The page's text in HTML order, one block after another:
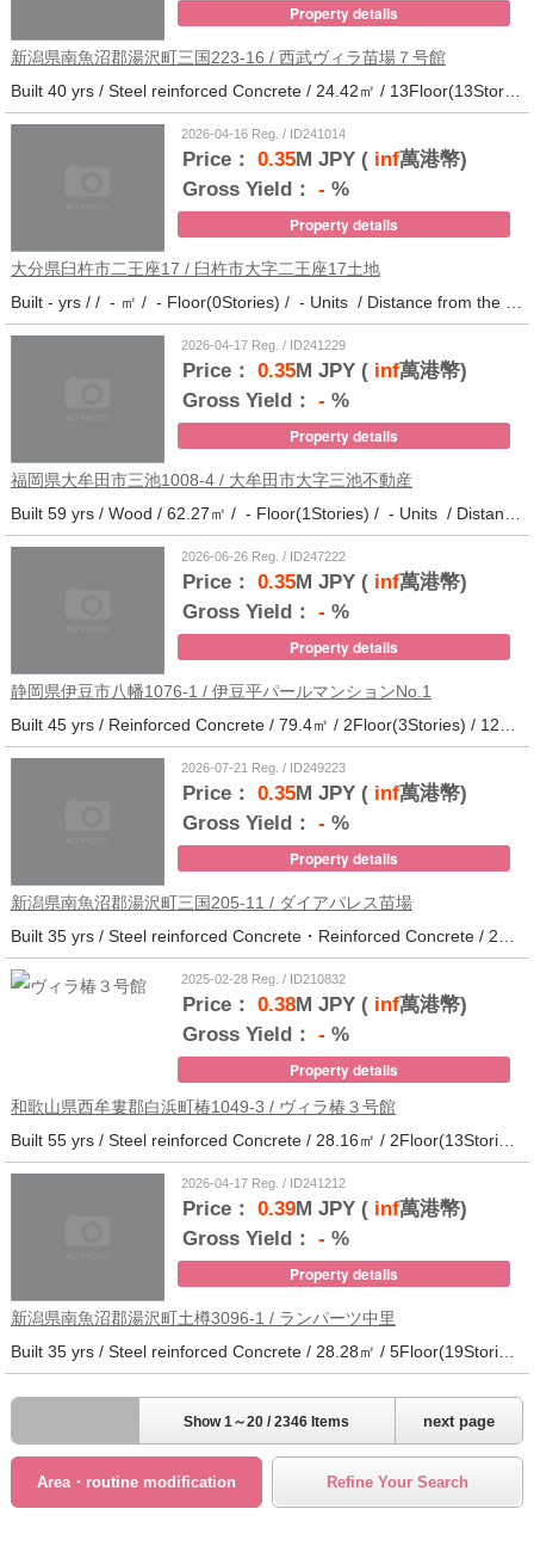
Property details
新潟県南魚沼郡湯沢町三国223-16 / 西武ヴィラ苗場７号館
Built 40 yrs / Steel reinforced Concrete / 24.42㎡ / 13Floor(13Stories) / 372Units / Distance from the station.
2026-04-16 Reg. / ID241014
Price： 0.35M JPY (inf萬港幣)
Gross Yield： - %
Property details
大分県臼杵市二王座17 / 臼杵市大字二王座17土地
2026-04-17 Reg. / ID241229
Price： 0.35M JPY (inf萬港幣)
Gross Yield： - %
Property details
福岡県大牟田市三池1008-4 / 大牟田市大字三池不動産
2026-06-26 Reg. / ID247222
Price： 0.35M JPY (inf萬港幣)
Gross Yield： - %
Property details
静岡県伊豆市八幡1076-1 / 伊豆平パールマンションNo.1
2026-07-21 Reg. / ID249223
Price： 0.35M JPY (inf萬港幣)
Gross Yield： - %
Property details
新潟県南魚沼郡湯沢町三国205-11 / ダイアパレス苗場
2025-02-28 Reg. / ID210832
Price： 0.38M JPY (inf萬港幣)
Gross Yield： - %
Property details
和歌山県西牟婁郡白浜町椿1049-3 / ヴィラ椿３号館
Built 55 yrs / Steel reinforced Concrete / 28.16㎡ / 2Floor(13Stories) / 73Units / Distance from the station.20
2026-04-17 Reg. / ID241212
Price： 0.39M JPY (inf萬港幣)
Gross Yield： - %
Property details
新潟県南魚沼郡湯沢町土樽3096-1 / ランパーツ中里
Built 35 yrs / Steel reinforced Concrete / 28.28㎡ / 5Floor(19Stories) / 309Units / Distance from the station.33
next page
Show 1～20 / 2346 Items
Area・routine modification Refine Your Search